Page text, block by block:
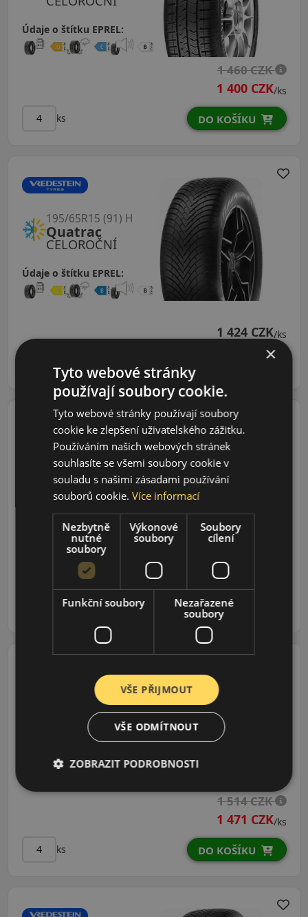
Údaje o štítku EPREL:
1 460 CZK
1 400 CZK/ks
ks DO KOŠÍKU
CELOROČNÍ
Quatrac
195/65R15 (91) H
Údaje o štítku EPREL:
1 424 CZK/ks
CELOROČNÍ
Quatrac 5
165/65R14 (79) T
Údaje o štítku EPREL:
1 446 CZK
ks DO KOŠÍKU
CELOROČNÍ
Quatrac
195/65R15 (91) T
Údaje o štítku EPREL:
1 514 CZK
1 471 CZK/ks
ks DO KOŠÍKU
×
Tyto webové stránky
používají soubory cookie.
Tyto webové stránky používají soubory
cookie ke zlepšení uživatelského zážitku.
Používáním našich webových stránek
souhlasíte se všemi soubory cookie v
souladu s našimi zásadami používání
souborů cookie.Více informací
Nezbytně
nutné
soubory
Výkonové
soubory
Soubory
cílení
Funkční soubory
Nezařazené
soubory
VŠE PŘIJMOUT
VŠE ODMÍTNOUT
ZOBRAZIT PODROBNOSTI